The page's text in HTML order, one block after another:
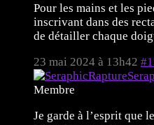
Pour les mains et les
inscrivant dans des
de détailler chaque
23 mai 2024 à 13h42
Membre
Je garde à l’esprit que